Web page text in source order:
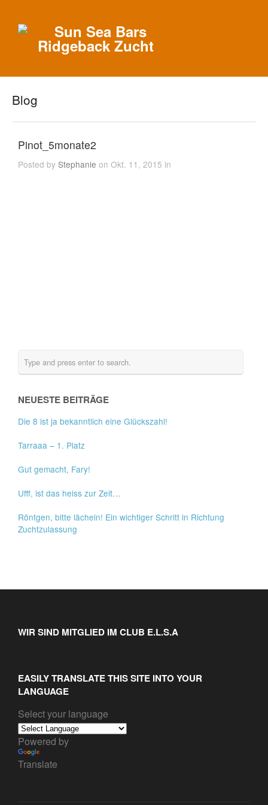
Blog
Pinot_5monate2
Posted byStephanie on Okt. 11, 2015 in
NEUESTE BEITRÄGE
Die 8 ist ja bekanntlich eine Glückszahl!
Tarraaa – 1. Platz
Gut gemacht, Fary!
Ufff, ist das heiss zur Zeit…
Röntgen, bitte lächeln! Ein wichtiger Schritt in Richtung
Zuchtzulassung
WIR SIND MITGLIED IM CLUB E.L.S.A
EASILY TRANSLATE THIS SITE INTO YOUR
LANGUAGE
Select your language
Powered by
Translate